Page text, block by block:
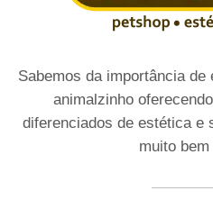
Sabemos da importância
animalzinho
diferenciados de estética e
muito